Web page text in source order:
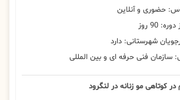
حضوری و آنلاین
90 روز
شهرستانی: دارد
سازمان فنی حرفه ای و بین المللی
در کوتاهی مو زنانه در لنگرود